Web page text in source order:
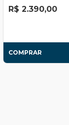
R$ 2.390,00
COMPRAR